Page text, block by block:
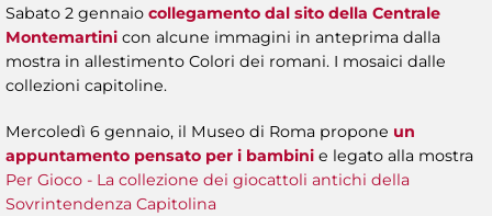
Sabato 2 gennaio collegamento dal sito della Centrale
Montemartini con alcune immagini in anteprima dalla
mostra in allestimento Colori dei romani. I mosaici dalle
collezioni capitoline.
Mercoledì 6 gennaio, il Museo di Roma propone un
appuntamento pensato per i bambini e legato alla mostra
Per Gioco - La collezione dei giocattoli antichi della
Sovrintendenza Capitolina